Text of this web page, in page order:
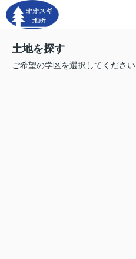
土地を探す
ご希望の学区を選択してください